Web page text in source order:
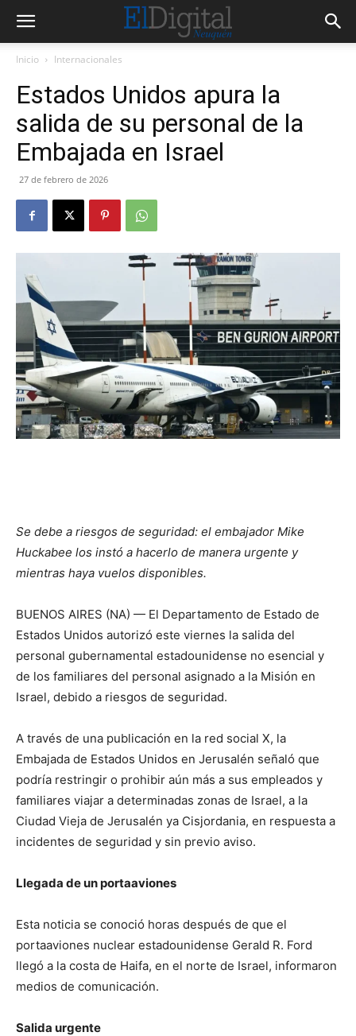
Inicio Internacionales
Estados Unidos apura la
salida de su personal de la
Embajada en Israel
27 de febrero de 2026
Se debe a riesgos de seguridad: el embajador Mike
Huckabee los instó a hacerlo de manera urgente y
mientras haya vuelos disponibles.
BUENOS AIRES (NA) — El Departamento de Estado de
Estados Unidos autorizó este viernes la salida del
personal gubernamental estadounidense no esencial y
de los familiares del personal asignado a la Misión en
Israel, debido a riesgos de seguridad.
A través de una publicación en la red social X, la
Embajada de Estados Unidos en Jerusalén señaló que
podría restringir o prohibir aún más a sus empleados y
familiares viajar a determinadas zonas de Israel, a la
Ciudad Vieja de Jerusalén ya Cisjordania, en respuesta a
incidentes de seguridad y sin previo aviso.
Llegada de un portaaviones
Esta noticia se conoció horas después de que el
portaaviones nuclear estadounidense Gerald R. Ford
llegó a la costa de Haifa, en el norte de Israel, informaron
medios de comunicación.
Salida urgente